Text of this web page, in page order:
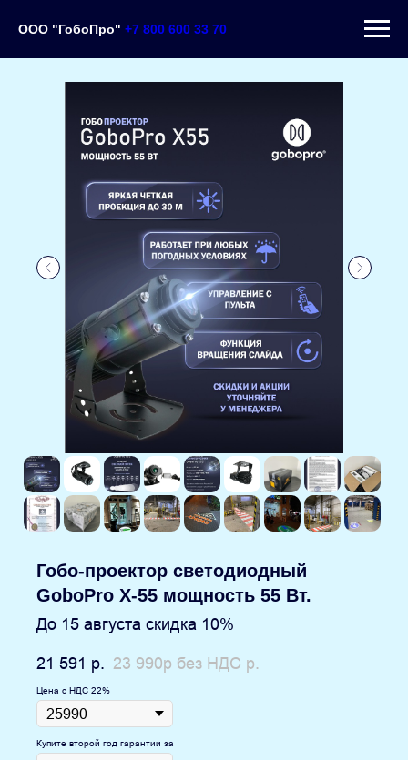
ООО "ГобоПро" +7 800 600 33 70
Гобо-проектор светодиодный
GoboPro X-55 мощность 55 Вт.
До 15 августа скидка 10%
21 591 р. 23 990р без НДС р.
Цена с НДС 22%
Купите второй год гарантии за